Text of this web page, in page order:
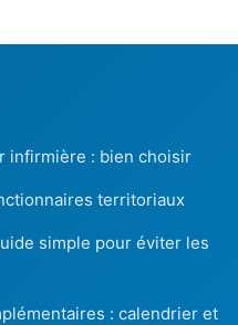
infirmière : bien choisir
territoriaux
simple pour éviter les
: calendrier et